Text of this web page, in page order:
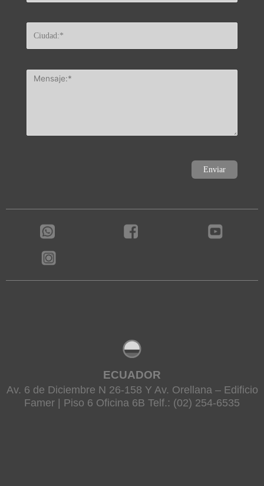
ECUADOR
Av. 6 de Diciembre N 26-158 Y Av. Orellana – Edificio
Famer | Piso 6 Oficina 6B Telf.: (02) 254-6535